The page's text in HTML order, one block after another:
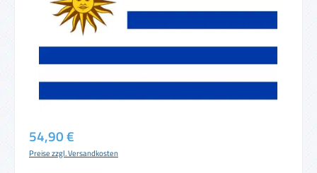
Regulärer Preis:
54,90 €
Preise zzgl. Versandkosten